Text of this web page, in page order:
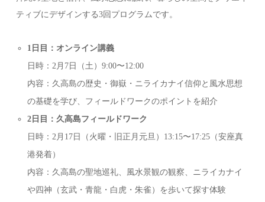
ティブにデザインする3回プログラムです。
1日目：オンライン講義
日時：2月7日（土）9:00〜12:00
内容：久高島の歴史・御嶽・ニライカナイ信仰と風水思想
の基礎を学び、フィールドワークのポイントを紹介
2日目：久高島フィールドワーク
日時：2月17日（火曜・旧正月元旦）13:15〜17:25（安座真
港発着）
内容：久高島の聖地巡礼、風水景観の観察、ニライカナイ
や四神（玄武・青龍・白虎・朱雀）を歩いて探す体験